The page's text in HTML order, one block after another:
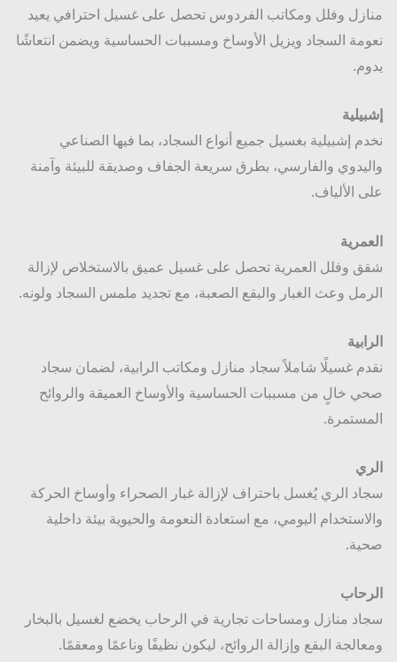
وفلل ومكاتب الفردوس تحصل على غسيل احترافي يعيد
السجاد ويزيل الأوساخ ومسببات الحساسية ويضمن انتعاشًا
إشبيلية بغسيل جميع أنواع السجاد، بما فيها الصناعي
والفارسي، بطرق سريعة الجفاف وصديقة للبيئة وآمنة
الألياف.
وفلل العمرية تحصل على غسيل عميق بالاستخلاص لإزالة
وعث الغبار والبقع الصعبة، مع تجديد ملمس السجاد ولونه.
غسيلًا شاملاً سجاد منازل ومكاتب الرابية، لضمان سجاد
خالٍ من مسببات الحساسية والأوساخ العميقة والروائح
الري يُغسل باحتراف لإزالة غبار الصحراء وأوساخ الحركة
اليومي، مع استعادة النعومة والحيوية بيئة داخلية
منازل ومساحات تجارية في الرحاب يخضع لغسيل بالبخار
البقع وإزالة الروائح، ليكون نظيفًا وناعمًا ومعقمًا.